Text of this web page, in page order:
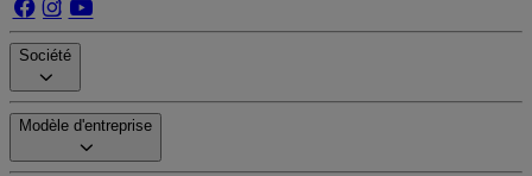
Société
Modèle d'entreprise